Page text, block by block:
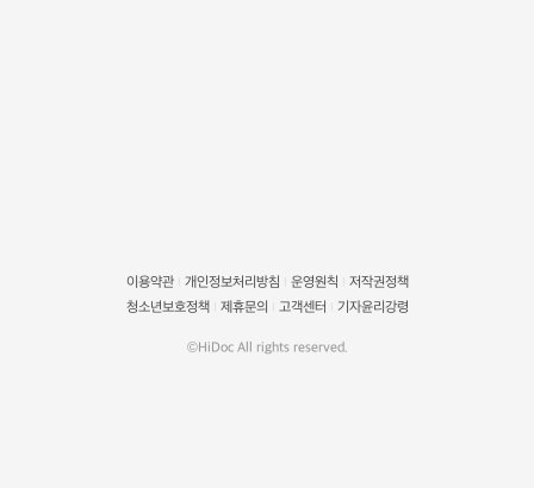
이용약관 개인정보처리방침 운영원칙
저작권정책
청소년보호정책
제휴문의 고객센터 기자윤리강령
©HiDoc All rights reserved.